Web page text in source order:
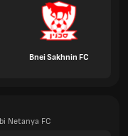
Bnei Sakhnin FC
Netanya FC